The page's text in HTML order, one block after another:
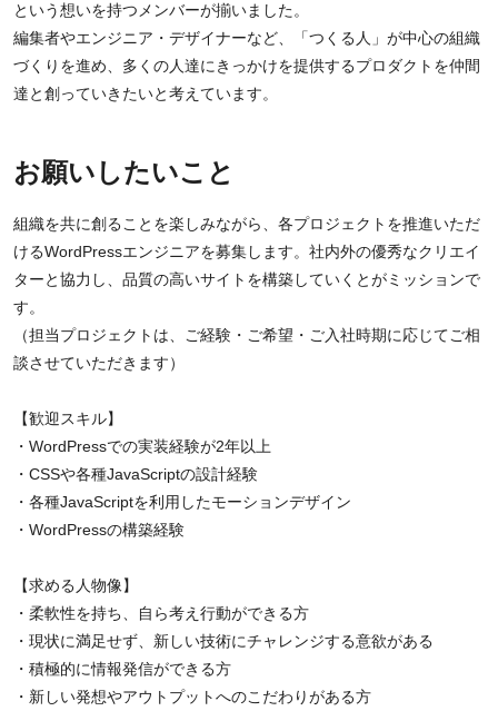
という想いを持つメンバーが揃いました。
編集者やエンジニア・デザイナーなど、「つくる人」が中心の組織
づくりを進め、多くの人達にきっかけを提供するプロダクトを仲間
達と創っていきたいと考えています。
お願いしたいこと
組織を共に創ることを楽しみながら、各プロジェクトを推進いただ
けるWordPressエンジニアを募集します。社内外の優秀なクリエイ
ターと協力し、品質の高いサイトを構築していくとがミッションで
す。
（担当プロジェクトは、ご経験・ご希望・ご入社時期に応じてご相
談させていただきます）
【歓迎スキル】
・WordPressでの実装経験が2年以上
・CSSや各種JavaScriptの設計経験
・各種JavaScriptを利用したモーションデザイン
・WordPressの構築経験
【求める人物像】
・柔軟性を持ち、自ら考え行動ができる方
・現状に満足せず、新しい技術にチャレンジする意欲がある
・積極的に情報発信ができる方
・新しい発想やアウトプットへのこだわりがある方